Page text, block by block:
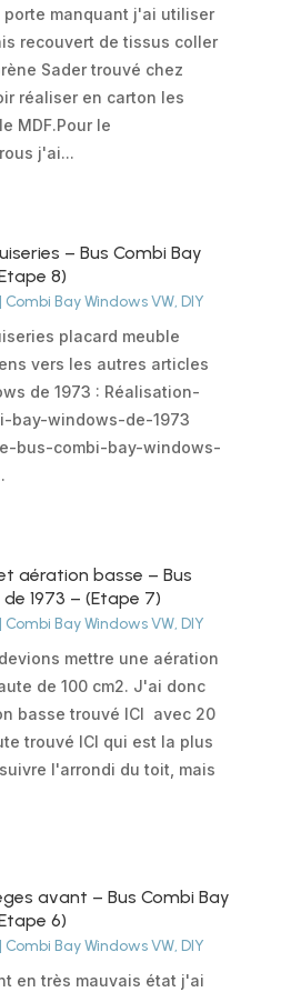
porte manquant j'ai utiliser
recouvert de tissus coller
Sader trouvé chez
réaliser en carton les
MDF.Pour le
j'ai...
– Bus Combi Bay
8)
| Combi Bay Windows VW, DIY
placard meuble
vers les autres articles
de 1973 : Réalisation-
bay-windows-de-1973
bus-combi-bay-windows-
aération basse – Bus
1973 – (Etape 7)
| Combi Bay Windows VW, DIY
mettre une aération
de 100 cm2. J'ai donc
basse trouvé ICI avec 20
trouvé ICI qui est la plus
l'arrondi du toit, mais
avant – Bus Combi Bay
6)
| Combi Bay Windows VW, DIY
en très mauvais état j'ai